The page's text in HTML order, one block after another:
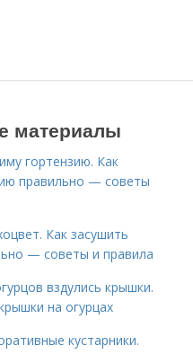
материалы
гортензию. Как
правильно — советы
Как засушить
— советы и правила
вздулись крышки.
на огурцах
кустарники.